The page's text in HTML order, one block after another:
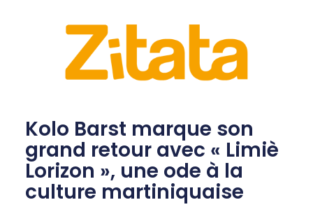
Kolo Barst marque son
grand retour avec « Limiè
Lorizon », une ode à la
culture martiniquaise